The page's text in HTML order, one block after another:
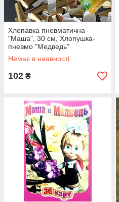
Хлопавка пневматична
"Маша", 30 см, Хлопушка-
пневмо "Медведь"
Немає в наявності
102 ₴